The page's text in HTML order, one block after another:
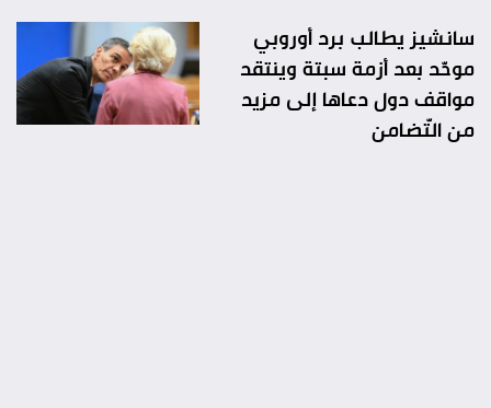
سانشيز يطالب برد أوروبي
موحّد بعد أزمة سبتة وينتقد
مواقف دول دعاها إلى مزيد
من التّضامن